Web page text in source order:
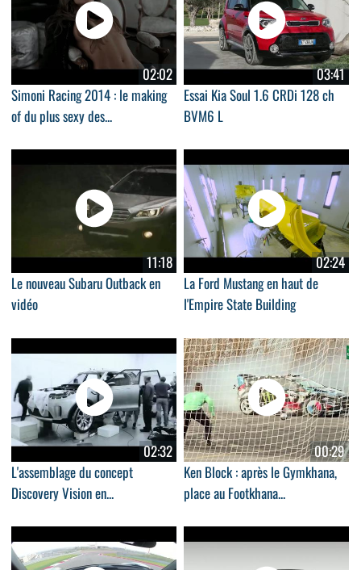
02:02
Simoni Racing 2014 : le making
of du plus sexy des...
03:41
Essai Kia Soul 1.6 CRDi 128 ch
BVM6 L
11:18
Le nouveau Subaru Outback en
vidéo
02:24
La Ford Mustang en haut de
l'Empire State Building
02:32
L'assemblage du concept
Discovery Vision en...
00:29
Ken Block : après le Gymkhana,
place au Footkhana...